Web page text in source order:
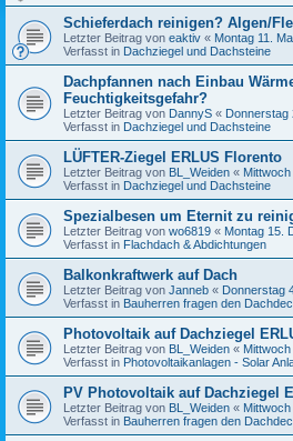
Schieferdach reinigen? Algen/
Letzter Beitrag von eaktiv « Montag 11.
Verfasst in Dachziegel und Dachsteine
Dachpfannen nach Einbau
Feuchtigkeitsgefahr?
Letzter Beitrag von DannyS « Donnerstag
Verfasst in Dachziegel und Dachsteine
LÜFTER-Ziegel ERLUS Florento
Letzter Beitrag von BL_Weiden «
Verfasst in Dachziegel und Dachsteine
Spezialbesen um Eternit zu
Letzter Beitrag von wo6819 « Montag 15.
Verfasst in Flachdach & Abdichtungen
Balkonkraftwerk auf Dach
Letzter Beitrag von Janneb « Donnerstag
Verfasst in Bauherren fragen den
Photovoltaik auf Dachziegel
Letzter Beitrag von BL_Weiden «
Verfasst in Photovoltaikanlagen - Solar
PV Photovoltaik auf Dachziegel
Letzter Beitrag von BL_Weiden «
Verfasst in Bauherren fragen den